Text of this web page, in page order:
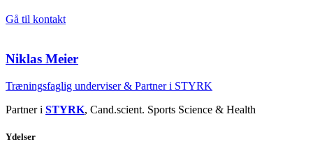
Gå til kontakt
Niklas Meier
Træningsfaglig underviser & Partner i STYRK
Partner i STYRK, Cand.scient. Sports Science & Health
Ydelser